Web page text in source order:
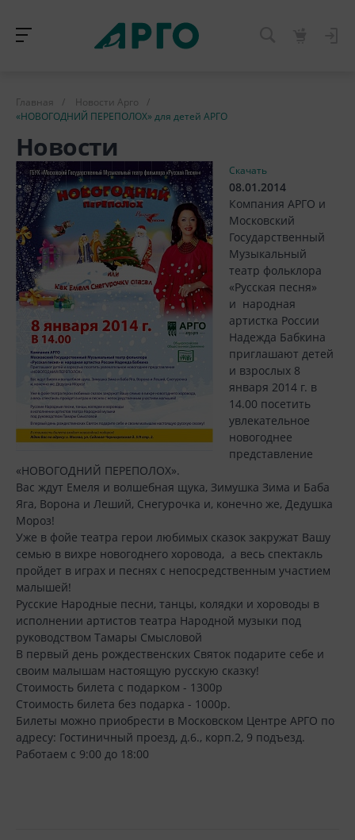
Главная / Новости Арго
/
«НОВОГОДНИЙ ПЕРЕПОЛОХ» для детей АРГО
Новости
Скачать
08.01.2014
Компания АРГО и
Московский
Государственный
Музыкальный
театр фольклора
«Русская песня»
и народная
артистка России
Надежда Бабкина
приглашают детей
и взрослых 8
января 2014 г. в
14.00 посетить
увлекательное
новогоднее
представление
«НОВОГОДНИЙ ПЕРЕПОЛОХ».
Вас ждут Емеля и волшебная щука, Зимушка Зима и Баба
Яга, Ворона и Леший, Снегурочка и, конечно же, Дедушка
Мороз!
Уже в фойе театра герои любимых сказок закружат Вашу
семью в вихре новогоднего хоровода, а весь спектакль
пройдет в играх и песнях с непосредственным участием
малышей!
Русские Народные песни, танцы, колядки и хороводы в
исполнении артистов театра Народной музыки под
руководством Тамары Смысловой
В первый день рождественских Святок подарите себе и
своим малышам настоящую русскую сказку!
Стоимость билета с подарком - 1300р
Стоимость билета без подарка - 1000р.
Билеты можно приобрести в Московском Центре АРГО по
адресу: Гостиничный проезд, д.6., корп.2, 9 подъезд.
Работаем с 9:00 до 18:00